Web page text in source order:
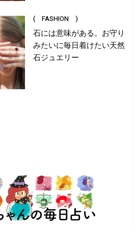
( FASHION )
石には意味がある。お守り
みたいに毎日着けたい天然
石ジュエリー